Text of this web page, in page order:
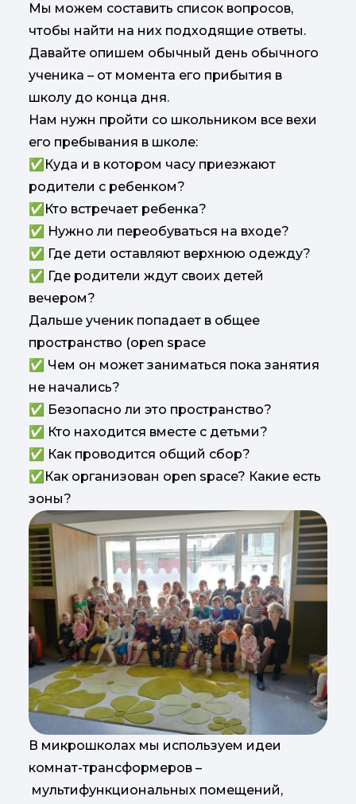
Мы можем составить список вопросов,
чтобы найти на них подходящие ответы.
Давайте опишем обычный день обычного
ученика – от момента его прибытия в
школу до конца дня.
Нам нужн пройти со школьником все вехи
его пребывания в школе:
✅Куда и в котором часу приезжают
родители с ребенком?
✅Кто встречает ребенка?
✅ Нужно ли переобуваться на входе?
✅ Где дети оставляют верхнюю одежду?
✅ Где родители ждут своих детей
вечером?
Дальше ученик попадает в общее
пространство (open space
✅ Чем он может заниматься пока занятия
не начались?
✅ Безопасно ли это пространство?
✅ Кто находится вместе с детьми?
✅ Как проводится общий сбор?
✅Как организован open space? Какие есть
зоны?
В микрошколах мы используем идеи
комнат-трансформеров –
мультифункциональных помещений,